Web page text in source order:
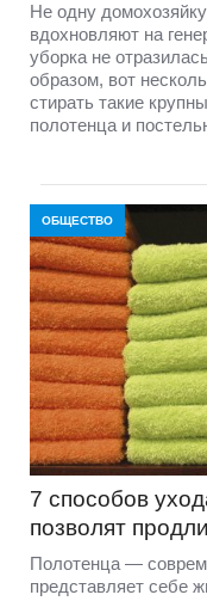
Не одну
вдохновляют на
уборка не
образом, вот
стирать такие
полотенца и
ОБЩЕСТВО
7 способов
позволят
Полотенца —
представляет себе